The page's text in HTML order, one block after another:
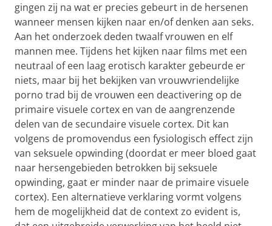
gingen zij na wat er precies gebeurt in de hersenen
wanneer mensen kijken naar en/of denken aan seks.
Aan het onderzoek deden twaalf vrouwen en elf
mannen mee. Tijdens het kijken naar films met een
neutraal of een laag erotisch karakter gebeurde er
niets, maar bij het bekijken van vrouwvriendelijke
porno trad bij de vrouwen een deactivering op de
primaire visuele cortex en van de aangrenzende
delen van de secundaire visuele cortex. Dit kan
volgens de promovendus een fysiologisch effect zijn
van seksuele opwinding (doordat er meer bloed gaat
naar hersengebieden betrokken bij seksuele
opwinding, gaat er minder naar de primaire visuele
cortex). Een alternatieve verklaring vormt volgens
hem de mogelijkheid dat de context zo evident is,